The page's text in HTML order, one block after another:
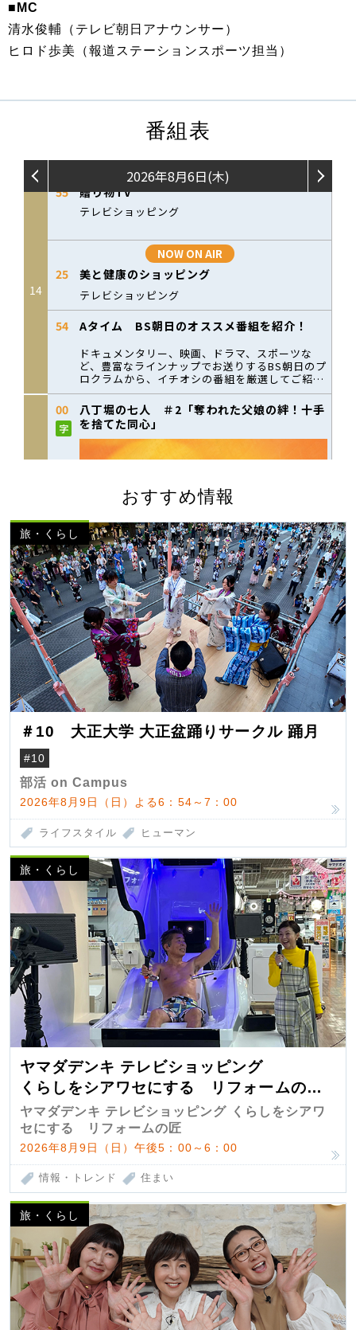
■MC
清水俊輔（テレビ朝日アナウンサー）
ヒロド歩美（報道ステーションスポーツ担当）
番組表
おすすめ情報
旅・くらし
＃10 大正大学 大正盆踊りサークル 踊月
#10
部活 on Campus
2026年8月9日（日）よる6：54～7：00
ライフスタイル ヒューマン
旅・くらし
ヤマダデンキ テレビショッピング
くらしをシアワセにする リフォームの
匠 第7弾
ヤマダデンキ テレビショッピング くらしをシアワ
セにする リフォームの匠
2026年8月9日（日）午後5：00～6：00
情報・トレンド 住まい
旅・くらし